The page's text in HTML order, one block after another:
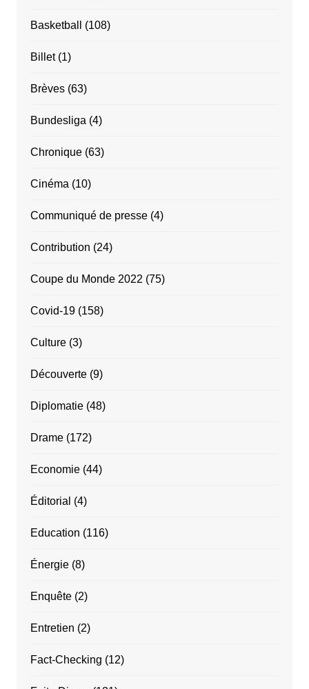
Basketball (108)
Billet(1)
Brèves(63)
Bundesliga (4)
Chronique(63)
Cinéma (10)
Communiqué de presse(4)
Contribution (24)
Coupe du Monde 2022 (75)
Covid-19(158)
Culture(3)
Découverte(9)
Diplomatie(48)
Drame(172)
Economie(44)
Éditorial (4)
Education (116)
Énergie(8)
Enquête(2)
Entretien (2)
Fact-Checking (12)